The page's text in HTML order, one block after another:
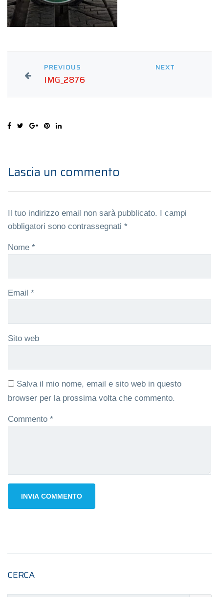
PREVIOUS
IMG_2876
NEXT
Lascia un commento
Il tuo indirizzo email non sarà pubblicato.
I campi
obbligatori sono contrassegnati *
Nome *
Email *
Sito web
Salva il mio nome, email e sito web in questo
browser per la prossima volta che commento.
Commento *
CERCA